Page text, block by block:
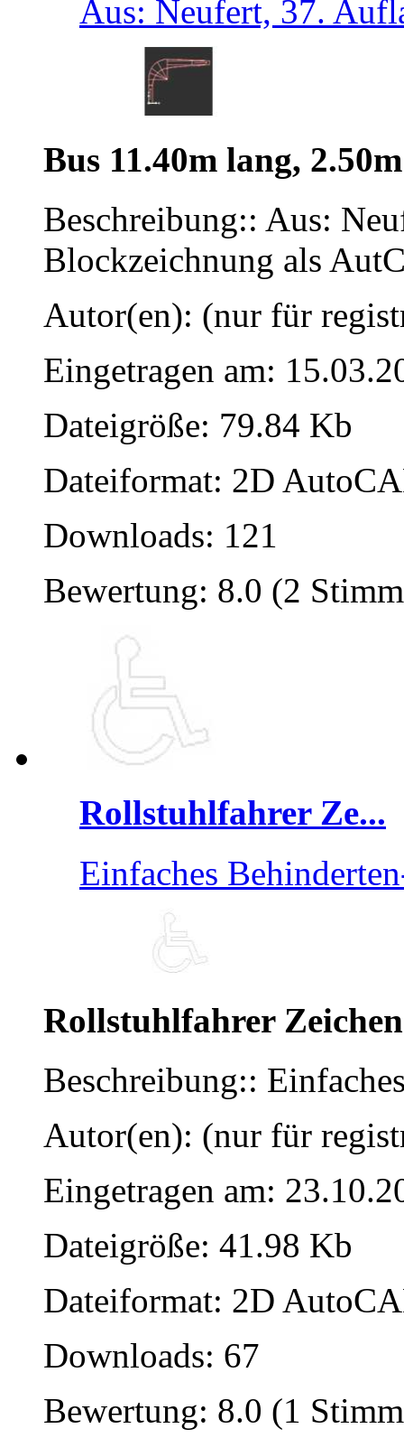
Aus: Neufert, 37.
Bus 11.40m lang,
Beschreibung:: Aus:
Blockzeichnung als
Autor(en): (nur für
Eingetragen am:
Dateigröße: 79.84 Kb
Dateiformat: 2D
Downloads: 121
Bewertung: 8.0 (2
Rollstuhlfahrer Ze...
Einfaches
Rollstuhlfahrer Zeichen
Beschreibung::
Autor(en): (nur für
Eingetragen am:
Dateigröße: 41.98 Kb
Dateiformat: 2D
Downloads: 67
Bewertung: 8.0 (1